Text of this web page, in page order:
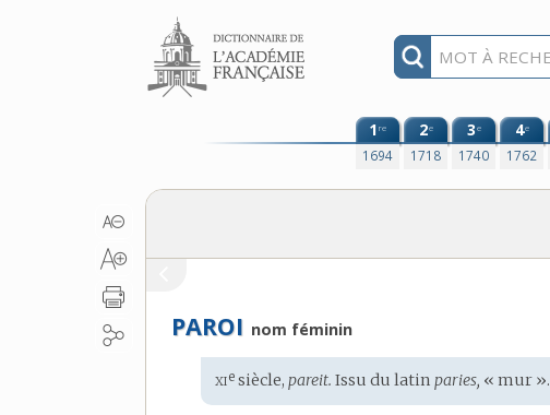
Aller au contenu
1re
1694
2e
1718
3e
1740
4e
1762
PAROI nom féminin
Étymologie
:
xie siècle,pareit. Issu dulatin paries, « mur ».